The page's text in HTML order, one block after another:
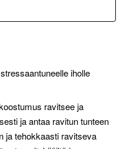
iholle
ravitsee ja
ja antaa ravitun tunteen
ja tehokkaasti ravitseva